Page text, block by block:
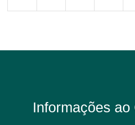
Informações ao